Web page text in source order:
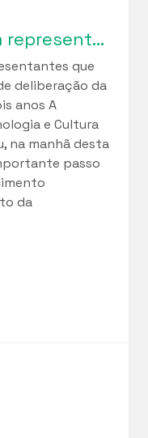
Instituidores elegem representantes para o Conselho Curador da Funetec em marco de fortalecimento da governança institucional
que
deliberação da
anos A
e Cultura
na manhã desta
passo
da